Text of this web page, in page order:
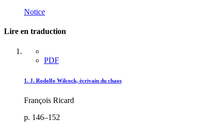
Notice
Lire en traduction
PDF
1. J. Rodolfo Wilcock, écrivain du chaos
François Ricard
p. 146–152